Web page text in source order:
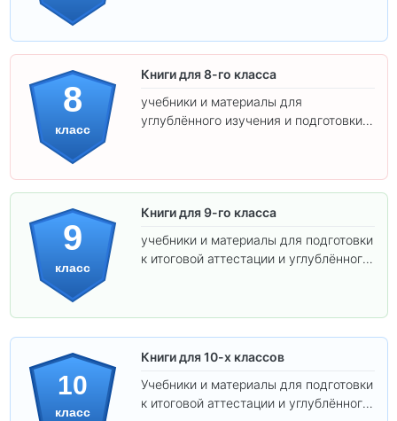
8
класс
Книги для 8-го класса
учебники и материалы для
углублённого изучения и подготовки к
9
класс
Книги для 9-го класса
учебники и материалы для подготовки
к итоговой аттестации и углублённого
10
класс
Книги для 10-х классов
Учебники и материалы для подготовки
к итоговой аттестации и углублённого